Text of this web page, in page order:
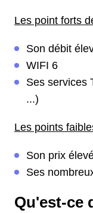
Les point forts
Son débit
WIFI 6
Ses services
...)
Les points
Son prix
Ses
Qu'est-ce